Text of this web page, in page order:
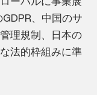
、中国のサ
理規制、日本の
法的枠組みに準